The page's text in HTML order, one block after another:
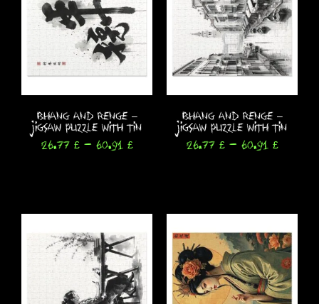
Bhang and Renge –
Jigsaw Puzzle with Tin
26.77 £ - 60.91 £
Bhang and Renge –
Jigsaw Puzzle with Tin
26.77 £ - 60.91 £